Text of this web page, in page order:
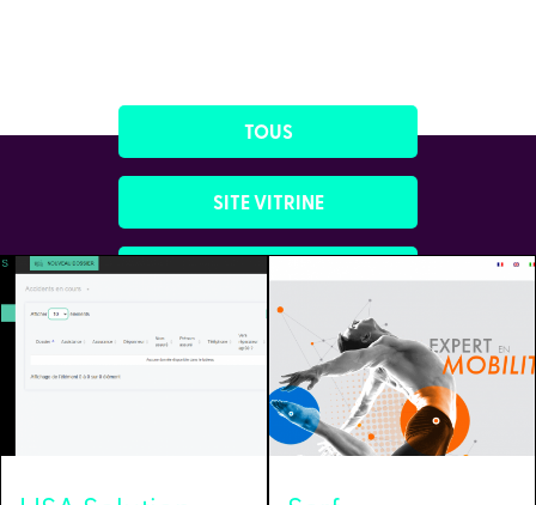
TOUS
SITE VITRINE
E-COMMERCE
SUPPORT DE COM
APPLICATION MOBILE